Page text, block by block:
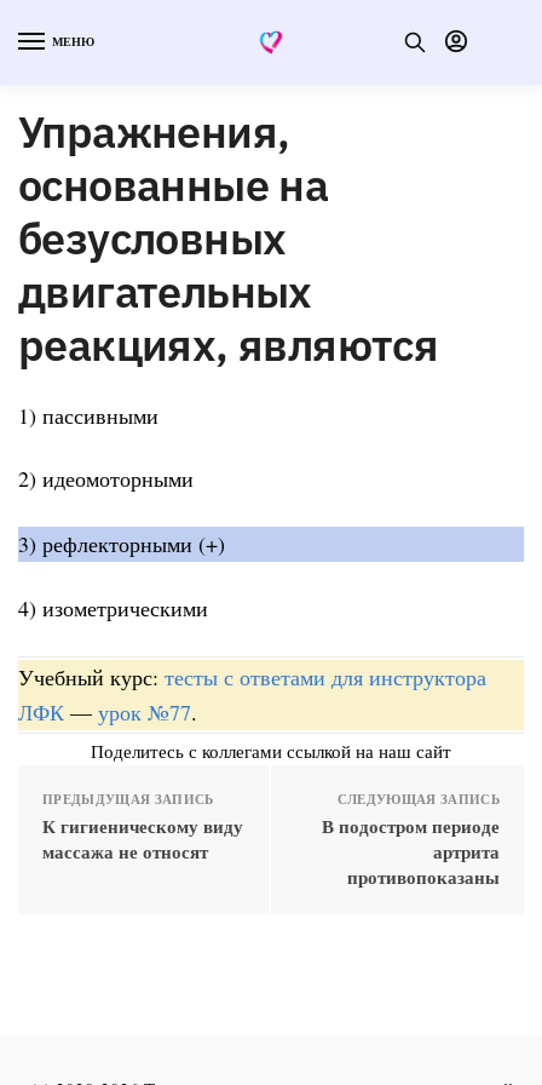
МЕНЮ
Упражнения,
основанные на
безусловных
двигательных
реакциях, являются
1) пассивными
2) идеомоторными
3) рефлекторными (+)
4) изометрическими
Учебный курс: тесты с ответами для инструктора
ЛФК — урок №77.
Поделитесь с коллегами ссылкой на наш сайт
ПРЕДЫДУЩАЯ ЗАПИСЬ
К гигиеническому виду
массажа не относят
СЛЕДУЮЩАЯ ЗАПИСЬ
В подостром периоде
артрита
противопоказаны